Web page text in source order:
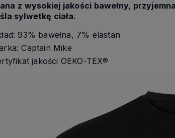
z wysokiej jakości bawełny,
sylwetkę ciała.
93% bawełna, 7% elastan
Captain Mike
jakości OEKO-TEX®